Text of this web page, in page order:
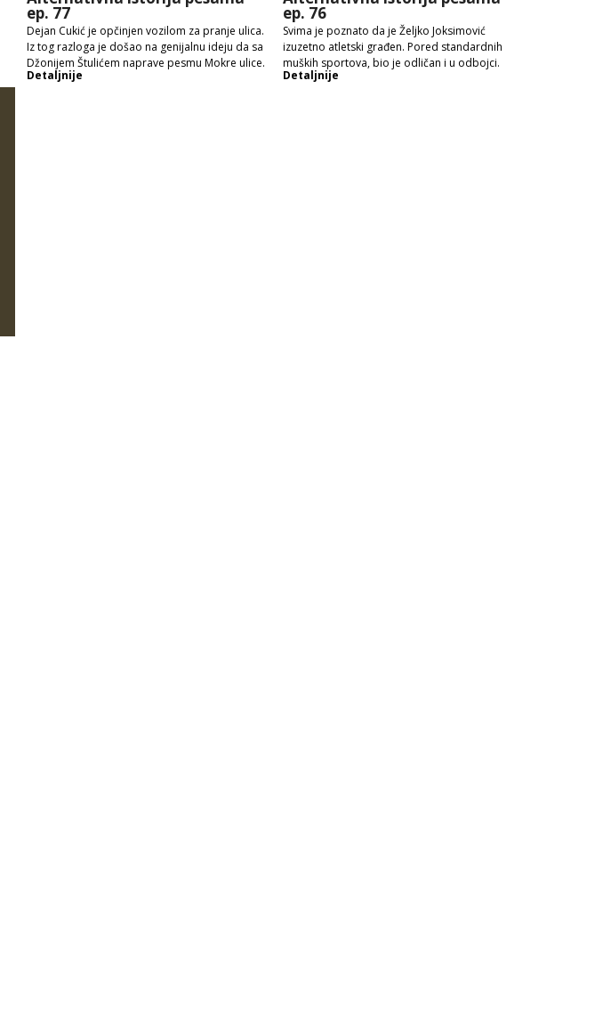
ep. 77
Dejan Cukić je opčinjen vozilom za pranje ulica.
Iz tog razloga je došao na genijalnu ideju da sa
Džonijem Štulićem naprave pesmu Mokre ulice.
Detaljnije
ep. 76
Svima je poznato da je Željko Joksimović
izuzetno atletski građen. Pored standardnih
muških sportova, bio je odličan i u odbojci.
Detaljnije